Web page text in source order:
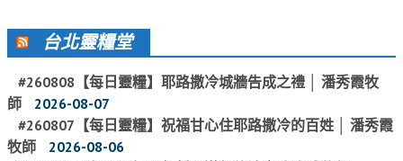
聚會剪影_2019年
聚會剪影_2017年
聚會剪影_2016年
台北靈糧堂
#260808【每日靈糧】耶路撒冷城牆告成之禮 │ 潘秀霞牧
師
2026-08-07
#260807【每日靈糧】祝福甘心住耶路撒冷的百姓 │ 潘秀霞
牧師
2026-08-06